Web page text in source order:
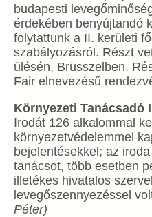
budapesti
érdekében benyújtandó
folytattunk a II. kerületi
szabályozásról. Részt
ülésén, Brüsszelben.
Fair elnevezésű
Környezeti Tanácsadó
Irodát 126 alkalommal
környezetvédelemmel
bejelentésekkel; az
tanácsot, több esetben
illetékes hivatalos
levegőszennyezéssel
Péter)